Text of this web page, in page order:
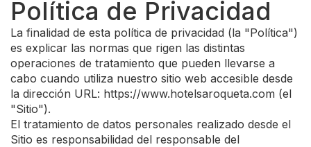
Política de Privacidad
La finalidad de esta política de privacidad (la "Política")
es explicar las normas que rigen las distintas
operaciones de tratamiento que pueden llevarse a
cabo cuando utiliza nuestro sitio web accesible desde
la dirección URL: https://www.hotelsaroqueta.com (el
"Sitio").
El tratamiento de datos personales realizado desde el
Sitio es responsabilidad del responsable del